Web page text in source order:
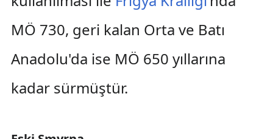
MÖ 730, geri kalan Orta ve Batı
Anadolu'da ise MÖ 650 yıllarına
kadar sürmüştür.